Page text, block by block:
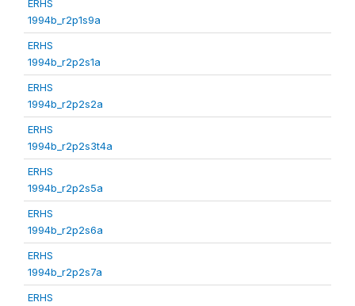
ERHS
1994b_r2p1s9a
ERHS
1994b_r2p2s1a
ERHS
1994b_r2p2s2a
ERHS
1994b_r2p2s3t4a
ERHS
1994b_r2p2s5a
ERHS
1994b_r2p2s6a
ERHS
1994b_r2p2s7a
ERHS